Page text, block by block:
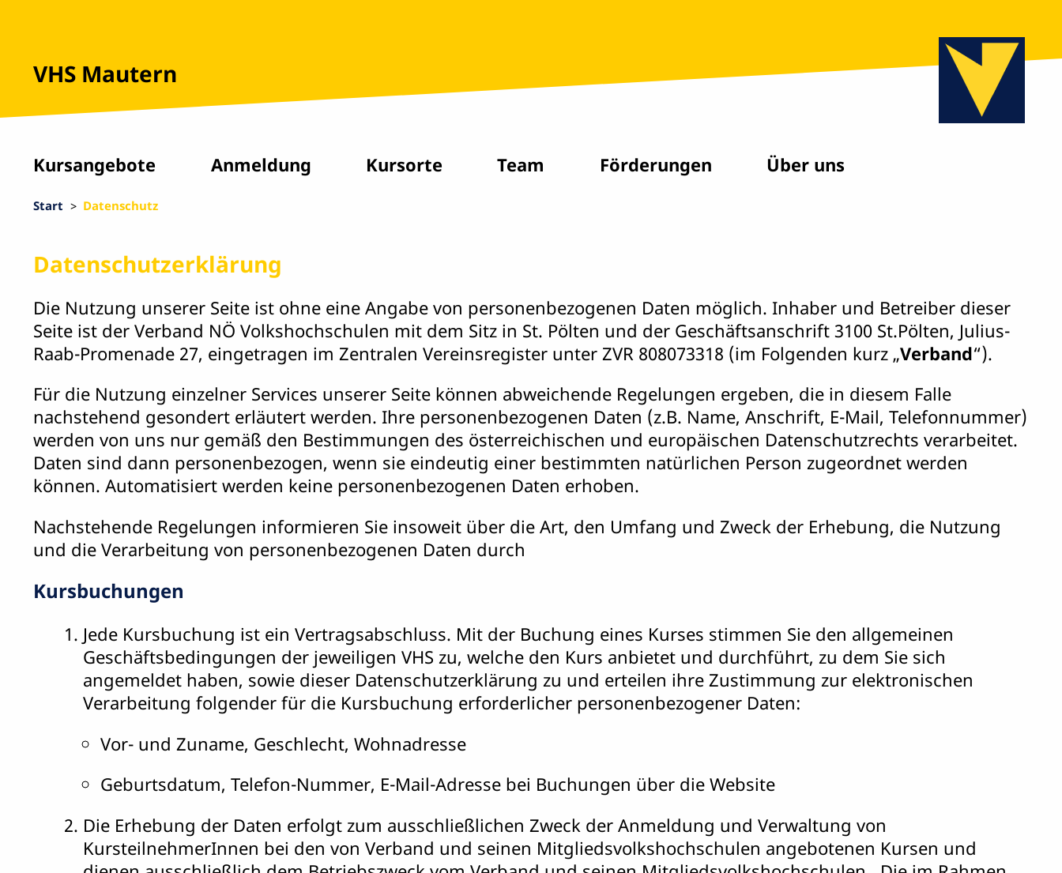
VHS Mautern
Kursangebote Anmeldung Kursorte Team Förderungen Über uns
Start Datenschutz
Datenschutzerklärung
Die Nutzung unserer Seite ist ohne eine Angabe von personenbezogenen Daten möglich. Inhaber und Betreiber dieser
Seite ist der Verband NÖ Volkshochschulen mit dem Sitz in St. Pölten und der Geschäftsanschrift 3100 St.Pölten, Julius-
Raab-Promenade 27, eingetragen im Zentralen Vereinsregister unter ZVR 808073318 (im Folgenden kurz „Verband“).
Für die Nutzung einzelner Services unserer Seite können abweichende Regelungen ergeben, die in diesem Falle
nachstehend gesondert erläutert werden. Ihre personenbezogenen Daten (z.B. Name, Anschrift, E-Mail, Telefonnummer)
werden von uns nur gemäß den Bestimmungen des österreichischen und europäischen Datenschutzrechts verarbeitet.
Daten sind dann personenbezogen, wenn sie eindeutig einer bestimmten natürlichen Person zugeordnet werden
können. Automatisiert werden keine personenbezogenen Daten erhoben.
Nachstehende Regelungen informieren Sie insoweit über die Art, den Umfang und Zweck der Erhebung, die Nutzung
und die Verarbeitung von personenbezogenen Daten durch
Kursbuchungen
Jede Kursbuchung ist ein Vertragsabschluss. Mit der Buchung eines Kurses stimmen Sie den allgemeinen
Geschäftsbedingungen der jeweiligen VHS zu, welche den Kurs anbietet und durchführt, zu dem Sie sich
angemeldet haben, sowie dieser Datenschutzerklärung zu und erteilen ihre Zustimmung zur elektronischen
Verarbeitung folgender für die Kursbuchung erforderlicher personenbezogener Daten:
Vor- und Zuname, Geschlecht, Wohnadresse
Geburtsdatum, Telefon-Nummer, E-Mail-Adresse bei Buchungen über die Website
Die Erhebung der Daten erfolgt zum ausschließlichen Zweck der Anmeldung und Verwaltung von
KursteilnehmerInnen bei den von Verband und seinen Mitgliedsvolkshochschulen angebotenen Kursen und